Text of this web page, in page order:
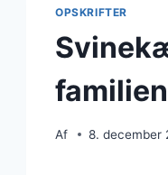
OPSKRIFTER
familien
Af 8. december